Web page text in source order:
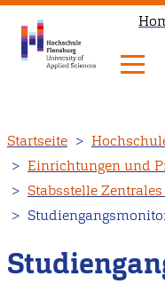
zum
Inhalt
Startseite
Einrichtungen und
Stabsstelle